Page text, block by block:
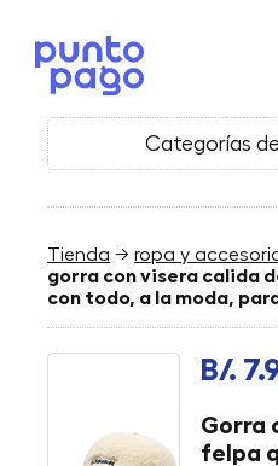
Categorías
Tienda →ropa y
gorra con visera calida
con todo, a la moda,
B/.
Gorra
felpa